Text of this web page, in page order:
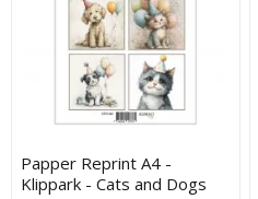
Papper Reprint A4 -
Klippark - Cats and Dogs